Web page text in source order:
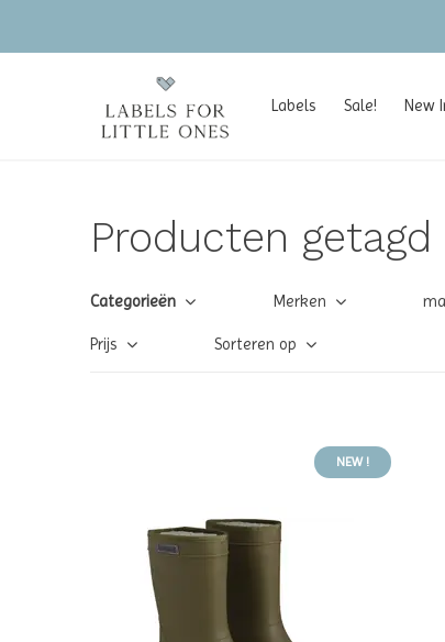
Labels Sale! New
Producten
Categorieën Merken
Prijs Sorteren op
NEW !